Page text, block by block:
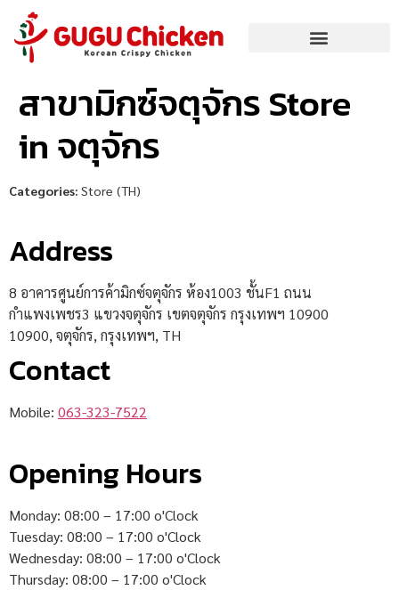
สาขามิกซ์จตุจักรStore
in จตุจักร
Categories: Store (TH)
Address
8 อาคารศูนย์การค้ามิกซ์จตุจักร ห้อง1003 ชั้นF1 ถนน
กำแพงเพชร3 แขวงจตุจักร เขตจตุจักร กรุงเทพฯ 10900
10900, จตุจักร, กรุงเทพฯ, TH
Contact
Mobile: 063-323-7522
Opening Hours
Monday: 08:00 – 17:00 o'Clock
Tuesday: 08:00 – 17:00 o'Clock
Wednesday: 08:00 – 17:00 o'Clock
Thursday: 08:00 – 17:00 o'Clock